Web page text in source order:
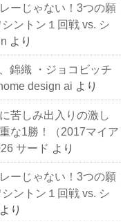
ーじゃない！3つの願
ントン１回戦 vs. シ
より
錦織 ・ジョコビッチ
design ai より
苦しみ出入りの激し
な1勝！（2017マイア
サード より
ーじゃない！3つの願
ントン１回戦 vs. シ
より